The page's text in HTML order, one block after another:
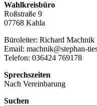
Wahlkreisbüro
Roßstraße 9
07768 Kahla
Büroleiter: Richard Machnik
Email: machnik@stephan-
Telefon: 036424 769178
Sprechszeiten
Nach Vereinbarung
Suchen